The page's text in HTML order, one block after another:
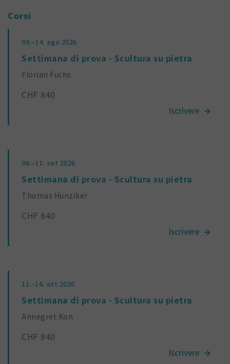
Corsi
09.–14. ago 2026
Settimana di prova - Scultura su pietra
Florian Fuchs
CHF 840
06.–11. set 2026
Settimana di prova - Scultura su pietra
Thomas Hunziker
CHF 840
11.–16. ott 2026
Settimana di prova - Scultura su pietra
Annegret Kon
CHF 840